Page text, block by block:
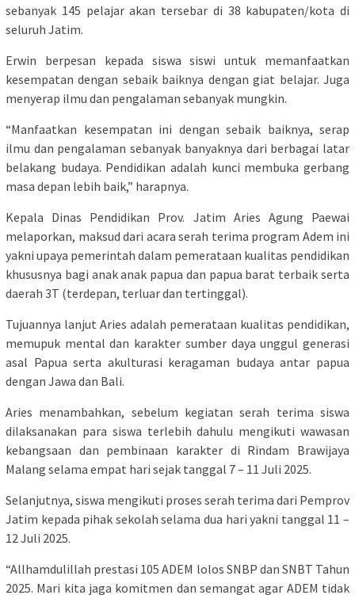
sebanyak 145 pelajar akan tersebar di 38 kabupaten/kota di
seluruh Jatim.
Erwin berpesan kepada siswa siswi untuk memanfaatkan
kesempatan dengan sebaik baiknya dengan giat belajar. Juga
menyerap ilmu dan pengalaman sebanyak mungkin.
“Manfaatkan kesempatan ini dengan sebaik baiknya, serap
ilmu dan pengalaman sebanyak banyaknya dari berbagai latar
belakang budaya. Pendidikan adalah kunci membuka gerbang
masa depan lebih baik,” harapnya.
Kepala Dinas Pendidikan Prov. Jatim Aries Agung Paewai
melaporkan, maksud dari acara serah terima program Adem ini
yakni upaya pemerintah dalam pemerataan kualitas pendidikan
khususnya bagi anak anak papua dan papua barat terbaik serta
daerah 3T (terdepan, terluar dan tertinggal).
Tujuannya lanjut Aries adalah pemerataan kualitas pendidikan,
memupuk mental dan karakter sumber daya unggul generasi
asal Papua serta akulturasi keragaman budaya antar papua
dengan Jawa dan Bali.
Aries menambahkan, sebelum kegiatan serah terima siswa
dilaksanakan para siswa terlebih dahulu mengikuti wawasan
kebangsaan dan pembinaan karakter di Rindam Brawijaya
Malang selama empat hari sejak tanggal 7 – 11 Juli 2025.
Selanjutnya, siswa mengikuti proses serah terima dari Pemprov
Jatim kepada pihak sekolah selama dua hari yakni tanggal 11 –
12 Juli 2025.
“Allhamdulillah prestasi 105 ADEM lolos SNBP dan SNBT Tahun
2025. Mari kita jaga komitmen dan semangat agar ADEM tidak